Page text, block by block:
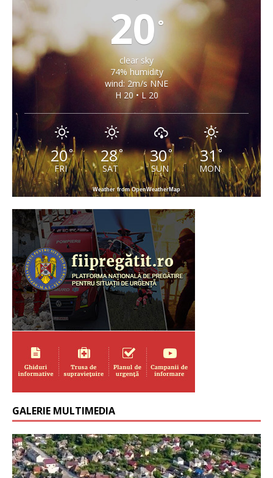
20 °
clear sky
74% humidity
wind: 2m/s NNE
H 20 • L 20
20°
FRI
28°
SAT
30°
SUN
31°
MON
Weather from OpenWeatherMap
GALERIE MULTIMEDIA